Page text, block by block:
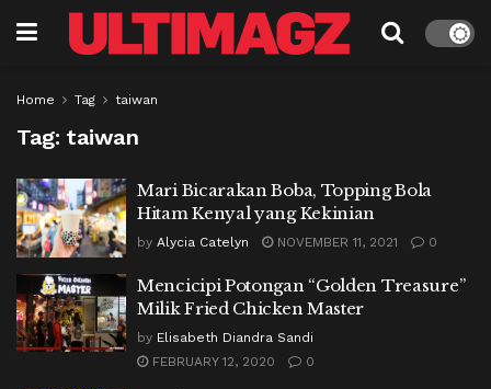
Home Tag taiwan
Tag: taiwan
Mari Bicarakan Boba, Topping Bola
Hitam Kenyal yang Kekinian
by Alycia Catelyn NOVEMBER 11, 2021 0
Mencicipi Potongan “Golden Treasure”
Milik Fried Chicken Master
by Elisabeth Diandra Sandi
FEBRUARY 12, 2020
0